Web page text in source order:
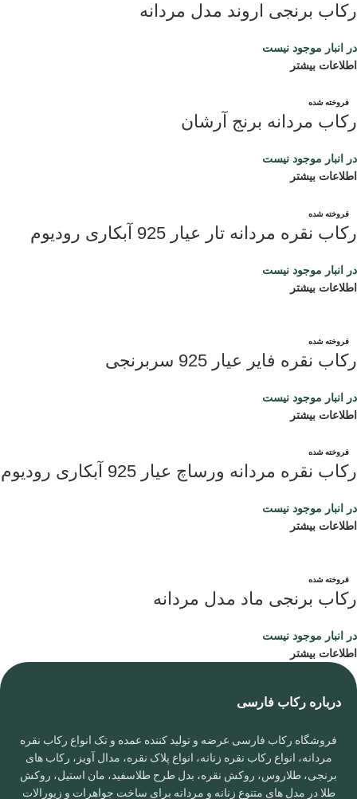
رکاب برنجی اروند مدل مردانه
در انبار موجود نیست
اطلاعات بیشتر
فروخته شده
رکاب مردانه برنج آرشان
در انبار موجود نیست
اطلاعات بیشتر
فروخته شده
رکاب نقره مردانه تار عیار 925 آبکاری رودیوم
در انبار موجود نیست
اطلاعات بیشتر
فروخته شده
رکاب نقره فایر عیار 925 سربرنجی
در انبار موجود نیست
اطلاعات بیشتر
فروخته شده
رکاب نقره مردانه ورساچ عیار 925 آبکاری رودیوم
در انبار موجود نیست
اطلاعات بیشتر
فروخته شده
رکاب برنجی ماد مدل مردانه
در انبار موجود نیست
اطلاعات بیشتر
درباره رکاب فارسی
فروشگاه رکاب فارسی عرضه و تولید کننده عمده و تک انواع رکاب نقره
مردانه، انواع رکاب نقره زنانه، انواع پلاک نقره، مدال آویز، رکاب های
برنجی، طلاروس، روکش نقره، بدل طرح طلاسفید، مان استیل، روکش
طلا در مدل های متنوع زنانه و مردانه برای ساخت جواهرات و زیورالات